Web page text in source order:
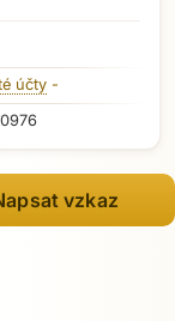
účty -
vzkaz